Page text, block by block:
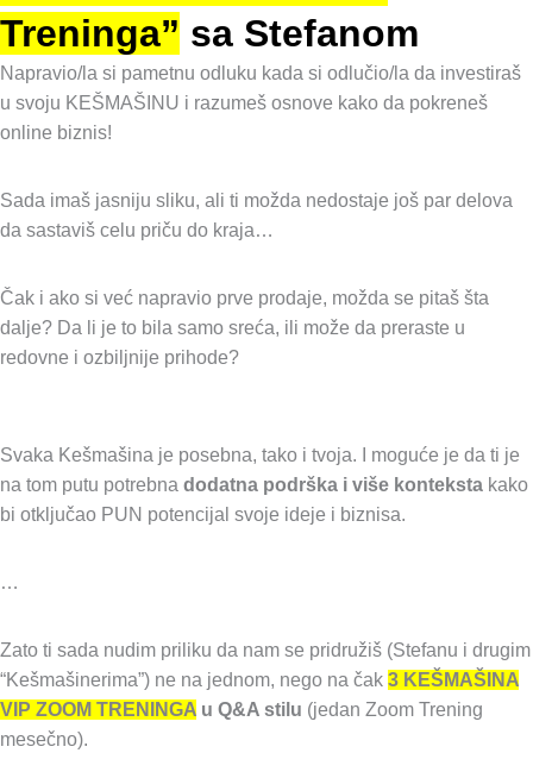
Treninga” sa Stefanom
Napravio/la si pametnu odluku kada si odlučio/la da investiraš
u svoju KEŠMAŠINU i razumeš osnove kako da pokreneš
online biznis!
Sada imaš jasniju sliku, ali ti možda nedostaje još par delova
da sastaviš celu priču do kraja…
Čak i ako si već napravio prve prodaje, možda se pitaš šta
dalje? Da li je to bila samo sreća, ili može da preraste u
redovne i ozbiljnije prihode?
Svaka Kešmašina je posebna, tako i tvoja. I moguće je da ti je
na tom putu potrebna dodatna podrška i više konteksta kako
bi otključao PUN potencijal svoje ideje i biznisa.
…
Zato ti sada nudim priliku da nam se pridružiš (Stefanu i drugim
“Kešmašinerima”) ne na jednom, nego na čak 3 KEŠMAŠINA
VIP ZOOM TRENINGA u Q&A stilu (jedan Zoom Trening
mesečno).